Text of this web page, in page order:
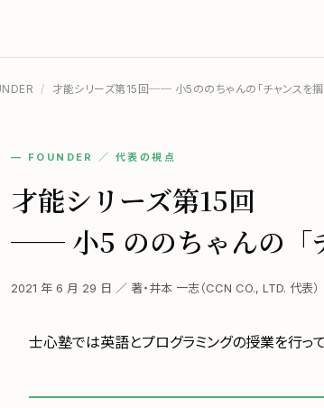
/ 才能シリーズ第15回── 小5ののちゃんの「チャンスを掴
— FOUNDER ／ 代表の視点
才能シリーズ第15回
── 小5 ののちゃんの「
2021 年 6 月 29 日 ／ 著・井本 一志（CCN CO., LTD. 代表）
士心塾では英語とプログラミングの授業を行って